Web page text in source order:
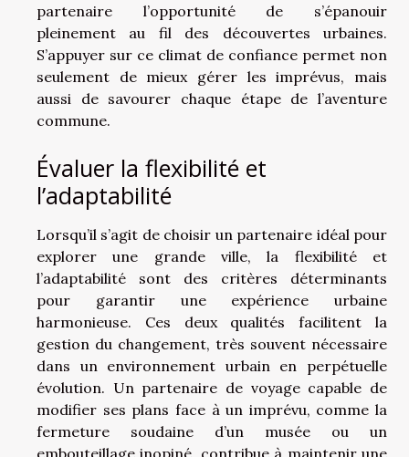
partenaire l’opportunité de s’épanouir
pleinement au fil des découvertes urbaines.
S’appuyer sur ce climat de confiance permet non
seulement de mieux gérer les imprévus, mais
aussi de savourer chaque étape de l’aventure
commune.
Évaluer la flexibilité et
l’adaptabilité
Lorsqu’il s’agit de choisir un partenaire idéal pour
explorer une grande ville, la flexibilité et
l’adaptabilité sont des critères déterminants
pour garantir une expérience urbaine
harmonieuse. Ces deux qualités facilitent la
gestion du changement, très souvent nécessaire
dans un environnement urbain en perpétuelle
évolution. Un partenaire de voyage capable de
modifier ses plans face à un imprévu, comme la
fermeture soudaine d’un musée ou un